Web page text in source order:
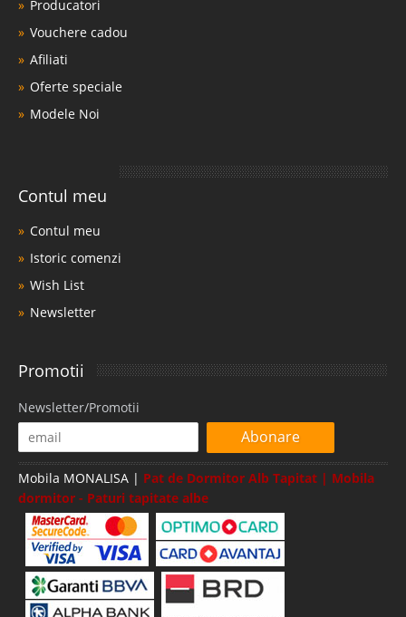
Producatori
Vouchere cadou
Afiliati
Oferte speciale
Modele Noi
Contul meu
Contul meu
Istoric comenzi
Wish List
Newsletter
Promotii
Newsletter/Promotii
Abonare
Mobila MONALISA | Pat de Dormitor Alb Tapitat | Mobila
dormitor - Paturi tapitate albe